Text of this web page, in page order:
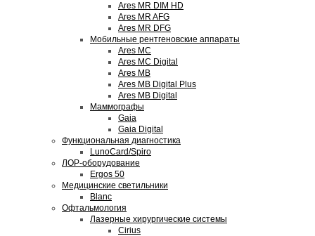
Ares MR DIM HD
Ares MR AFG
Ares MR DFG
Мобильные рентгеновские аппараты
Ares MC
Ares MC Digital
Ares MB
Ares MB Digital Plus
Ares MB Digital
Маммографы
Gaia
Gaia Digital
Функциональная диагностика
LunoCard/Spiro
ЛОР-оборудование
Ergos 50
Медицинские светильники
Blanc
Офтальмология
Лазерные хирургические системы
Cirius